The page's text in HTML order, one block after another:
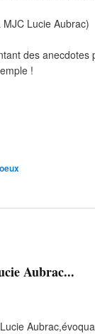
Lucie Aubrac)
des anecdotes
!
Aubrac...